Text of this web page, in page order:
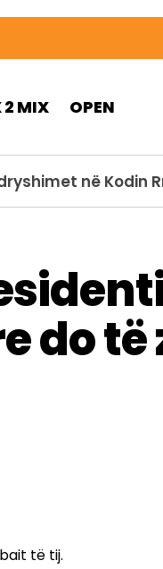
2 MIX OPEN
të Kostandinit të
do
të tij.